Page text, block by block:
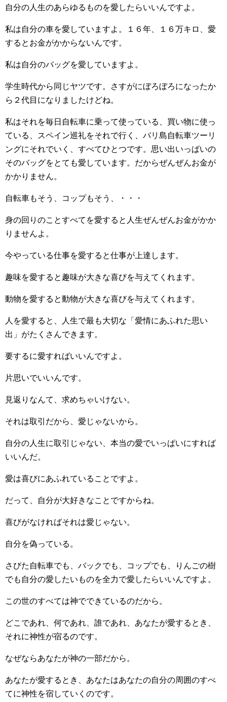
自分の人生のあらゆるものを愛したらいいんですよ。
私は自分の車を愛していますよ。１６年、１６万キロ、愛
するとお金がかからないんです。
私は自分のバッグを愛していますよ。
学生時代から同じヤツです。さすがにぼろぼろになったか
ら２代目になりましたけどね。
私はそれを毎日自転車に乗って使っている、買い物に使っ
ている、スペイン巡礼をそれで行く、バリ島自転車ツーリ
ングにそれでいく、すべてひとつです。思い出いっぱいの
そのバッグをとても愛しています。だからぜんぜんお金が
かかりません。
自転車もそう、コップもそう、・・・
身の回りのことすべてを愛すると人生ぜんぜんお金がかか
りませんよ。
今やっている仕事を愛すると仕事が上達します。
趣味を愛すると趣味が大きな喜びを与えてくれます。
動物を愛すると動物が大きな喜びを与えてくれます。
人を愛すると、人生で最も大切な「愛情にあふれた思い
出」がたくさんできます。
要するに愛すればいいんですよ。
片思いでいいんです。
見返りなんて、求めちゃいけない。
それは取引だから、愛じゃないから。
自分の人生に取引じゃない、本当の愛でいっぱいにすれば
いいんだ。
愛は喜びにあふれていることですよ。
だって、自分が大好きなことですからね。
喜びがなければそれは愛じゃない。
自分を偽っている。
さびた自転車でも、バックでも、コップでも、りんごの樹
でも自分の愛したいものを全力で愛したらいいんですよ。
この世のすべては神でできているのだから。
どこであれ、何であれ、誰であれ、あなたが愛するとき、
それに神性が宿るのです。
なぜならあなたが神の一部だから。
あなたが愛するとき、あなたはあなたの自分の周囲のすべ
てに神性を宿していくのです。